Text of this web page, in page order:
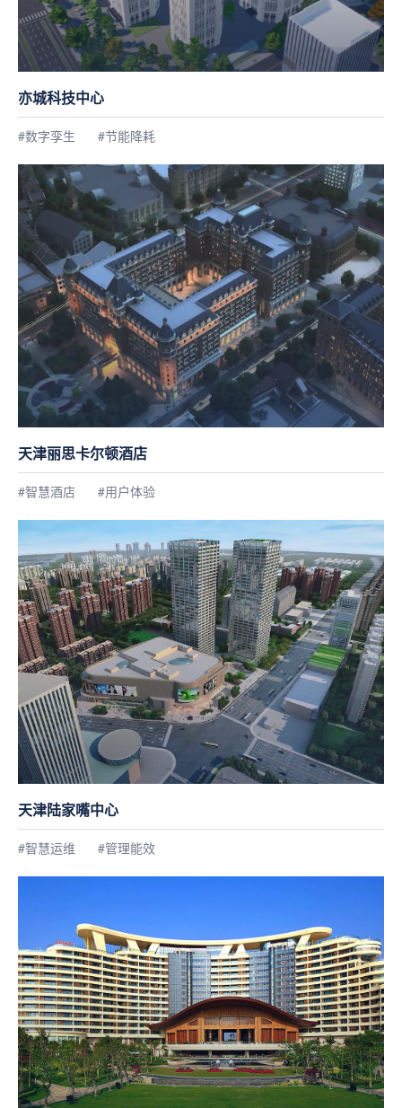
亦城科技中心
#数字孪生 #节能降耗
天津丽思卡尔顿酒店
#智慧酒店 #用户体验
天津陆家嘴中心
#智慧运维 #管理能效